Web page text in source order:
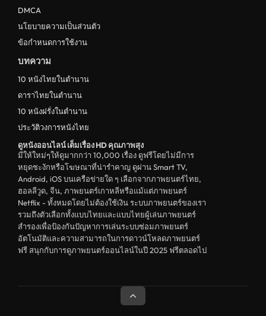
ดูหนังชีวประวัติ Biography
ดูหนังเกาหลีใต้ South Korea
ระทึกขวัญ
ตลก
ดูหนังจีน China
unknown
ดูหนังอีโรติก R18+ erotic
บู๊
หนังฝรั่ง
ดูหนังสารคดี Documentary
สยองขวัญ
ดูหนังอินเดีย India
ดูหนังจีนฮ่องกง Hong Kong
DMCA
นโยบายความเป็นส่วนตัว
ข้อกำหนดการใช้งาน
บทความ
10 หนังไทยในตำนาน
ดาราไทยในตำนาน
10 หนังฝรั่งในตำนาน
ประวัติวงการหนังไทย
ดูหนังออนไลน์ เต็มเรื่อง HD คุณภาพสุง
มีให้ใหม่ๆให้ดูมากกว่า 10,000 เรื่อง ดูฟรีโดยไม่มีการ
หยุดชะงักหรือโฆษณาที่น่ารำคาญ ดูผ่าน Smart TV,
Android, iOS บนเครือข่ายใด ๆ เลือกจากภาพยนตร์ไทย,
ฮอลลีวูด, จีน, ภาพยนตร์เกาหลีหรือแม้แต่ภาพยนตร์
Netflix - ทั้งหมดโดยไม่ต้องใช้เงิน ระบบภาพยนตร์ของเรา
รวมถึงตัวเลือกทั้งแบบไทยและแบบไทยผู้เล่นภาพยนตร์
สำรองเพื่อป้องกันปัญหาการเล่นระบบซ่อมภาพยนตร์
อัตโนมัติและความสามารถในการดาวน์โหลดภาพยนตร์
ฟรี สนุกกับการดูภาพยนตร์ออนไลน์ในปี 2025 ฟรีตลอดไป